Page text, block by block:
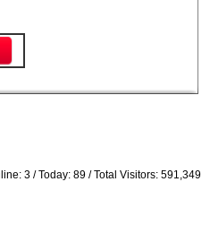
3 / Today: 89 / Total Visitors: 591,349